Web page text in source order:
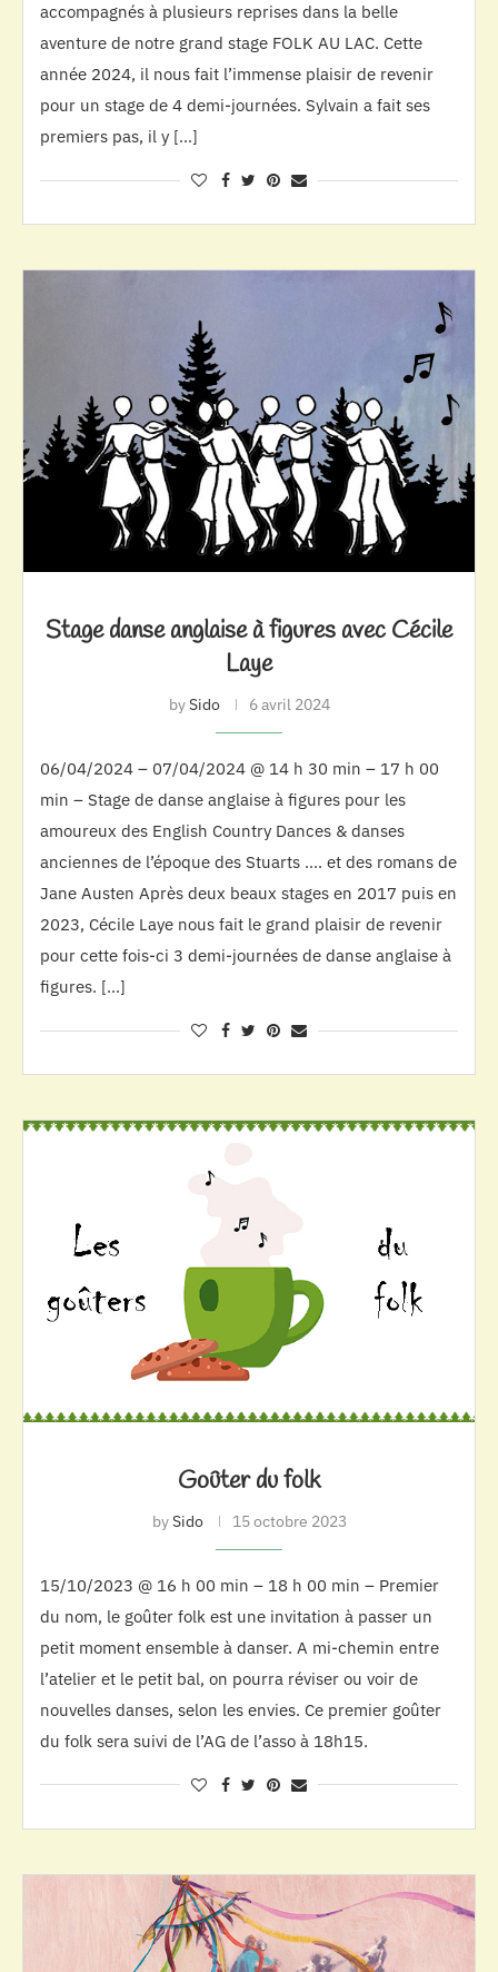
accompagnés à plusieurs reprises dans la belle
aventure de notre grand stage FOLK AU LAC. Cette
année 2024, il nous fait l’immense plaisir de revenir
pour un stage de 4 demi-journées. Sylvain a fait ses
premiers pas, il y […]
Stage danse anglaise à figures avec Cécile
Laye
bySido 6 avril 2024
06/04/2024 – 07/04/2024 @ 14 h 30 min – 17 h 00
min – Stage de danse anglaise à figures pour les
amoureux des English Country Dances & danses
anciennes de l’époque des Stuarts …. et des romans de
Jane Austen Après deux beaux stages en 2017 puis en
2023, Cécile Laye nous fait le grand plaisir de revenir
pour cette fois-ci 3 demi-journées de danse anglaise à
figures. […]
Goûter du folk
bySido 15 octobre 2023
15/10/2023 @ 16 h 00 min – 18 h 00 min – Premier
du nom, le goûter folk est une invitation à passer un
petit moment ensemble à danser. A mi-chemin entre
l’atelier et le petit bal, on pourra réviser ou voir de
nouvelles danses, selon les envies. Ce premier goûter
du folk sera suivi de l’AG de l’asso à 18h15.